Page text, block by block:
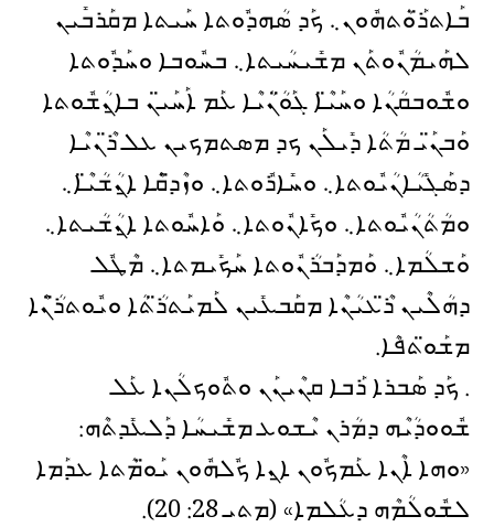
ܒܰܐܬܪ̈ܰܘܳܬܗܽܘܢ܆ ܟܰܕ ܣܳܗܕܽܘܬܐ ܚܰܝܬܐ ܡܩܰܪܒܺܝܢ
ܠܗܰܝܡܳܢܽܘܬܰܢ ܡܫܺܝܚܳܝܬܐ܆ ܒܚܽܘܒܐ ܘܚܰܕܽܘܬܐ
ܘܫܽܘܒܩܳܢܳܐ ܘܚܰܝ̈ܶܐ ܓܰܘ̈ܳܢܳܝܶܐ ܥܰܡ ܐܰܚܰܝ̈ܢ ܒܐ̱ܢܳܫܽܘܬܐ
ܘܰܒܢ̈ܰܝ ܡܳܬܳܐ ܕܺܝܠܰܢ ܟܕ ܡܣܬܡܟܝܢ ܥܠ ܪ̈ܶܢܝܶܐ
ܕܣܰܓܺܝܳܐܢܳܝܽܘܬܐ܆ ܘܚܺܐܪܽܘܬܐ܆ ܘܙܶܕ̈ܩܶܐ ܐ̱ܢܳܫܳܝ̈ܶܐ܆
ܘܡܳܬܳܢܳܝܽܘܬܐ܆ ܘܟܺܐܢܽܘܬܐ܆ ܘܰܐܚܽܘܬܐ ܐ̱ܢܳܫܳܝܬܐ܆
ܘܰܫܠܳܡܐ܆ ܘܰܡܕܰܒܪܳܢܽܘܬܐ ܚܰܟܺܝܡܬܐ܆ ܡܶܛܽܠ
ܕܗܳܠܶܝܢ ܪ̈ܶܥܝܳܢܶܐ ܡܩܰܒܥܺܝܢ ܠܰܡܝܰܬܪ̈ܳܬܳܐ ܘܝܽܘܬܪ̈ܳܢܶܐ
ܡܫܰܘ̈ܬܦܶܐ.
. ܟܰܕ ܣܰܒܪܐ ܪܰܒܐ ܩܢܶܝܢܰܢ ܘܬܽܘܟܠܳܢܐ ܥܰܠ
ܫܽܘܘܕܳܝܶܗ ܕܡܳܪܢ ܝܶܫܘܥ ܡܫܺܝܚܳܐ ܕܰܠܥܺܕܬܶܗ:
«ܘܗܐ ܐܶܢܐ ܥܰܡܟܽܘܢ ܐ̱ܢܐ ܟܽܠܗܽܘܢ ܝܰܘ̈ܡܳܬܐ ܥܕܰܡܐ
ܠܫܽܘܠܳܡܶܗ ܕܥܳܠܡܐ» (ܡܬܝ 28: 20).